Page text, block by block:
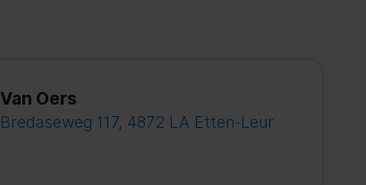
Van Oers
Bredaseweg 117, 4872 LA Etten-Leur